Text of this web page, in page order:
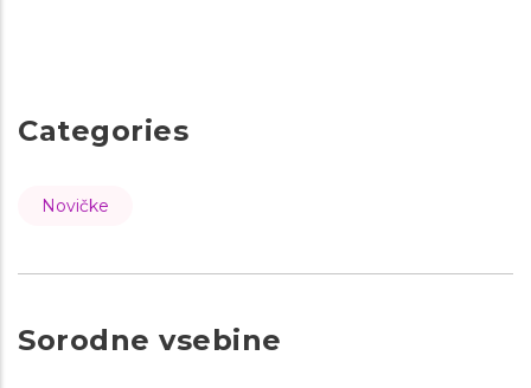
Categories
Novičke
Sorodne vsebine